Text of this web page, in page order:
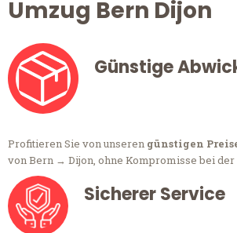
Umzug Bern Dijon
Günstige
Profitieren Sie von unseren günstigen
von Bern → Dijon, ohne Kompromisse bei der
Sicherer Service